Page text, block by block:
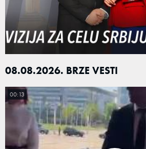
08.08.2026. BRZE VESTI
00:13